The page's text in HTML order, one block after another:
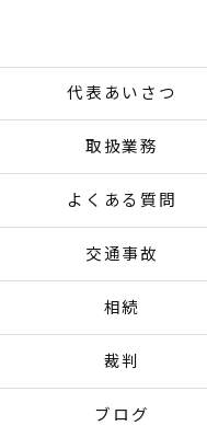
代表あいさつ
取扱業務
よくある質問
交通事故
相続
裁判
ブログ